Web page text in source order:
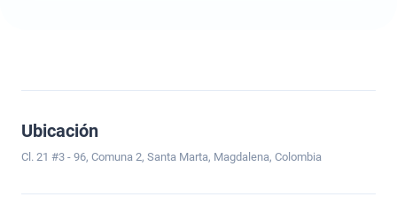
Ubicación
Cl. 21 #3 - 96, Comuna 2, Santa Marta, Magdalena, Colombia